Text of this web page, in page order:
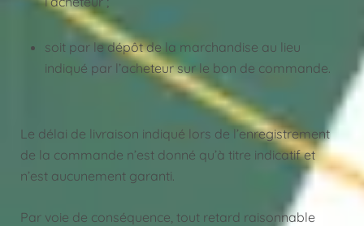
soit par le dépôt de la marchandise au lieu
indiqué par l’acheteur sur le bon de commande.
Le délai de livraison indiqué lors de l’enregistrement
de la commande n’est donné qu’à titre indicatif et
n’est aucunement garanti.
Par voie de conséquence, tout retard raisonnable